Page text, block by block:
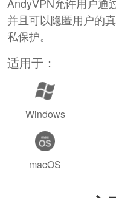
并且可以隐匿用户的
私保护。
适用于：
Windows
macOS